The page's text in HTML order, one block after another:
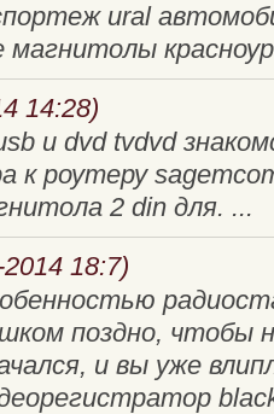
ural
14:28)
и dvd tvdvd
роутеру
2 din для. ...
18:7)
поздно, чтобы
и вы уже